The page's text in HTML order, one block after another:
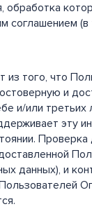
обработка
соглашением (в
из того, что
и
и/или третьих
эту
данных), и